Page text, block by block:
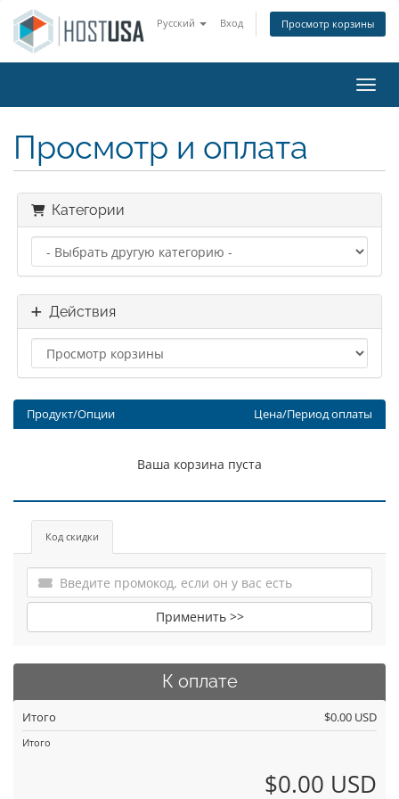
Русский Вход Просмотр корзины
Просмотр и оплата
Категории
Действия
Продукт/Опции Цена/Период оплаты
Ваша корзина пуста
Код скидки
Применить >>
К оплате
Итого $0.00 USD
Итого
$0.00 USD